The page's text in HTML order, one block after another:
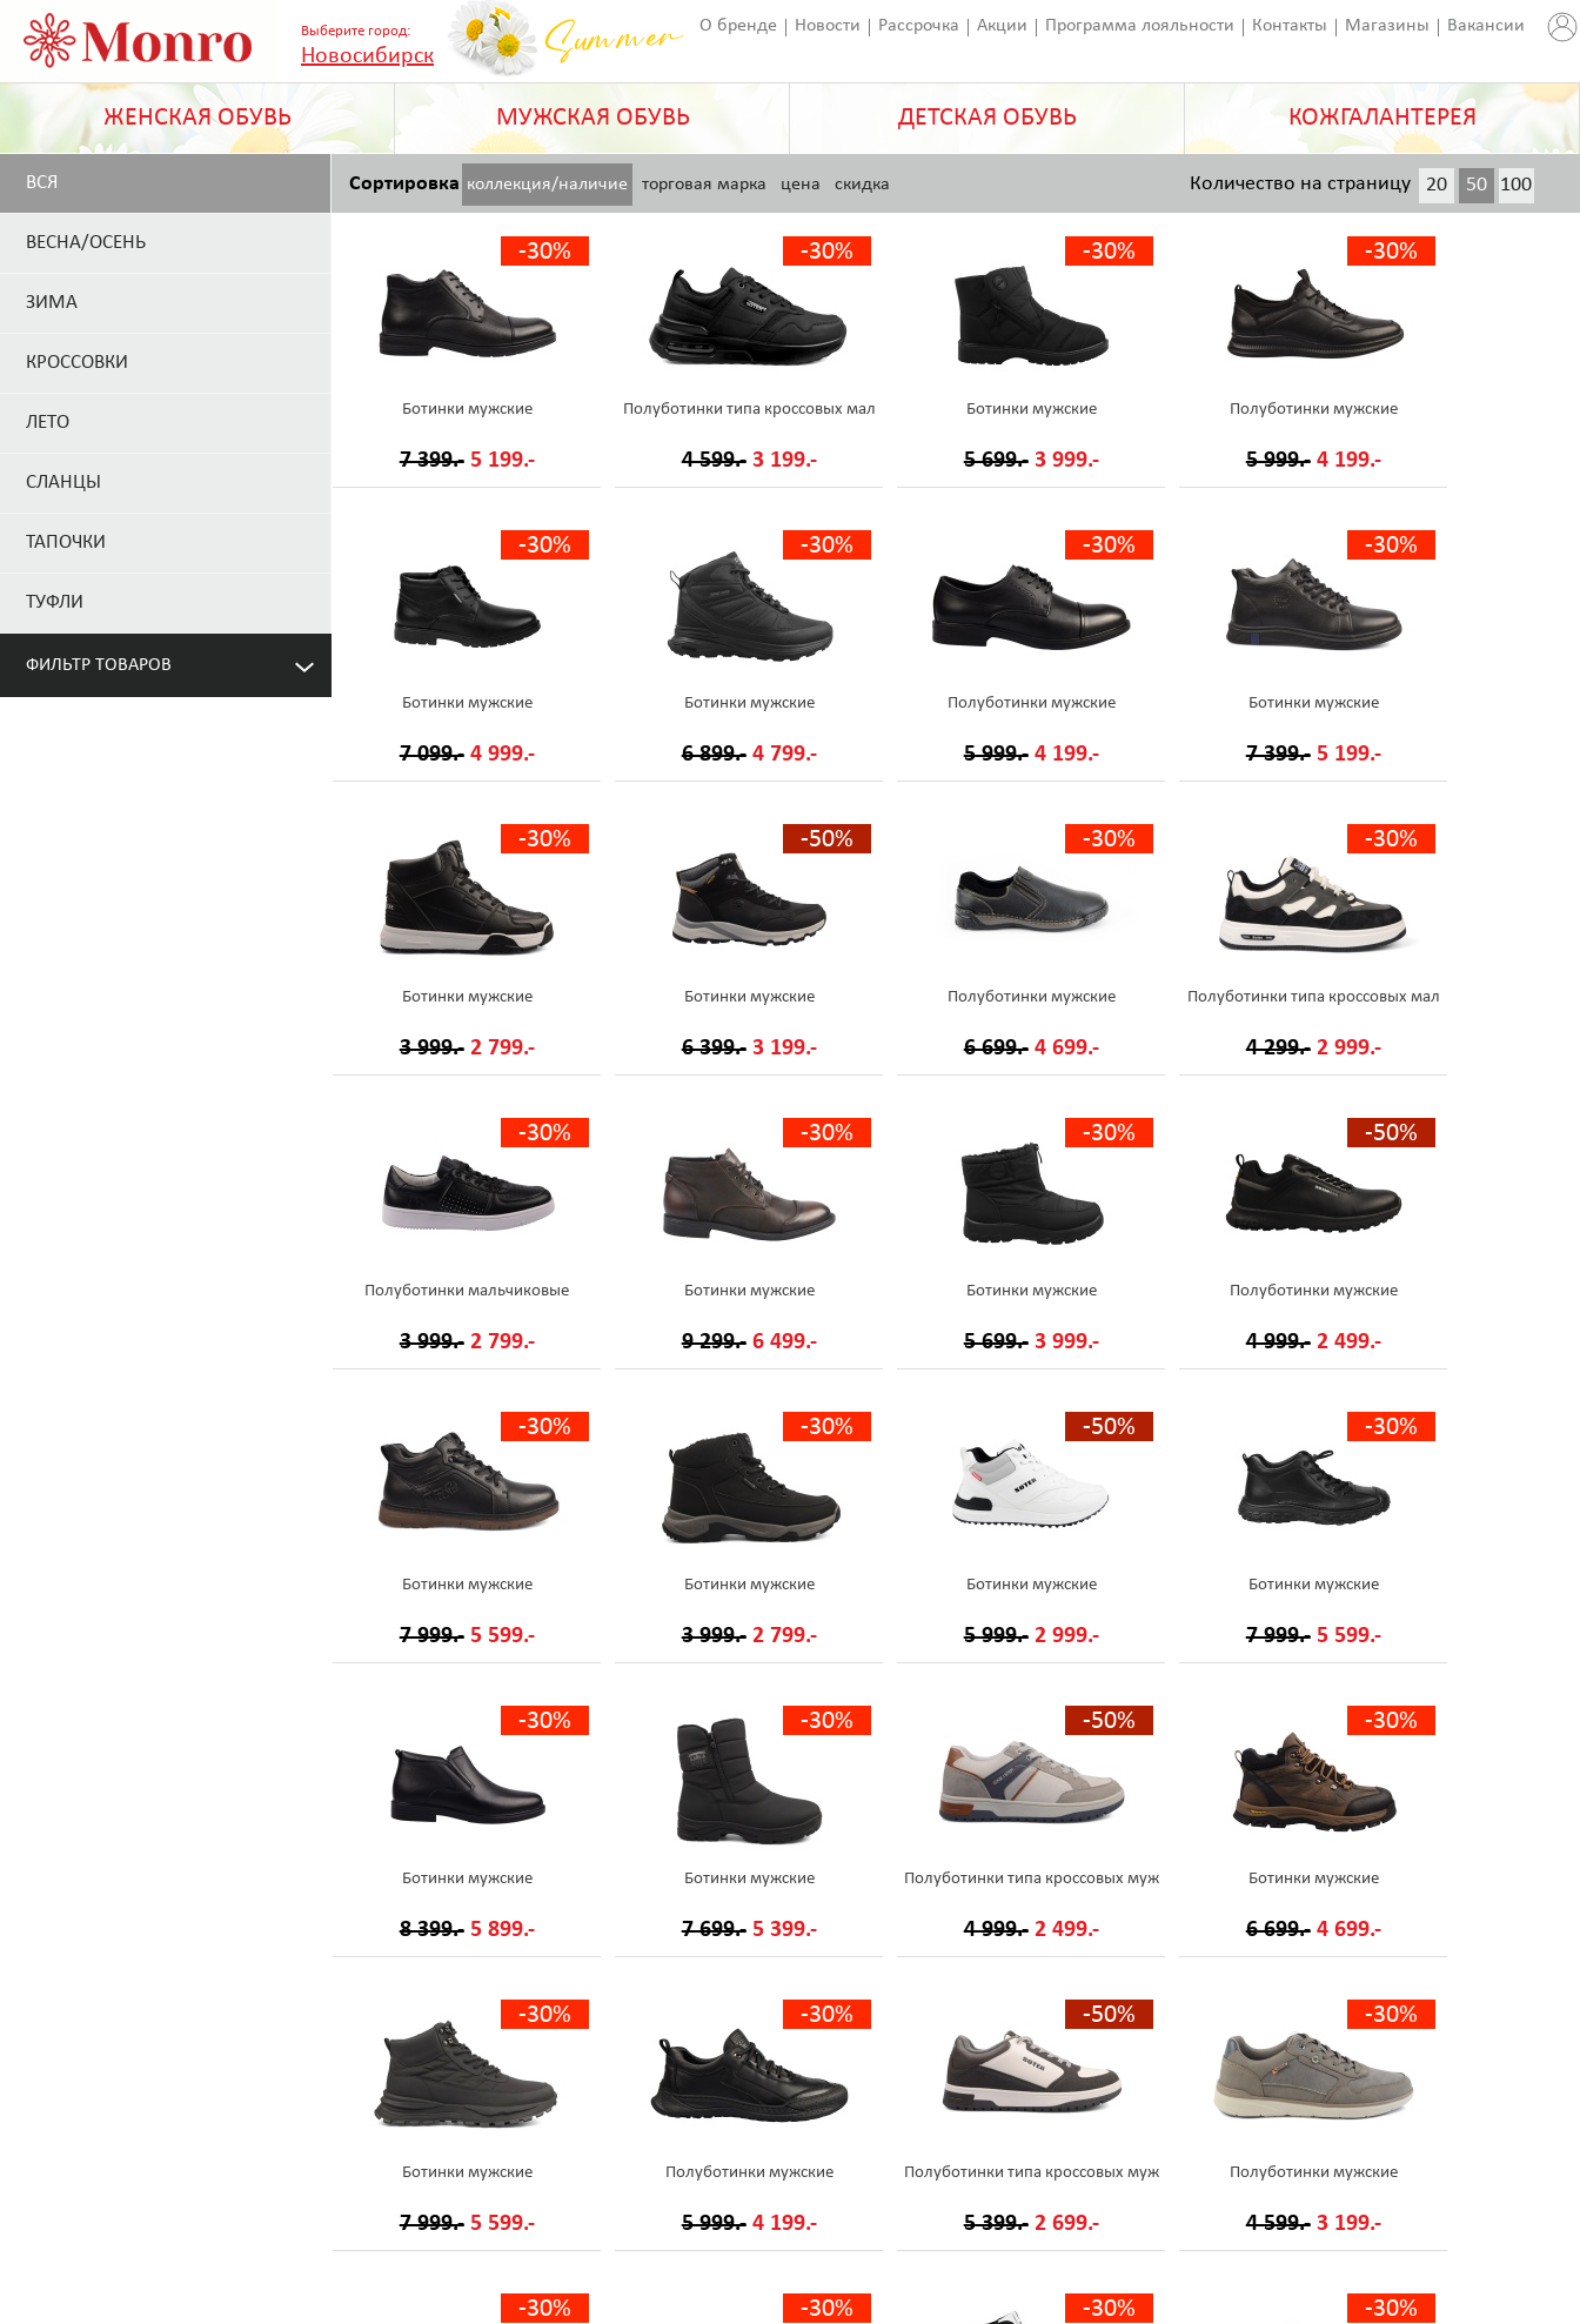
Выберите город:
Новосибирск
О бренде Новости Рассрочка Акции Программа лояльности Контакты Магазины Вакансии
ЖЕНСКАЯ ОБУВЬ МУЖСКАЯ ОБУВЬ ДЕТСКАЯ ОБУВЬ КОЖГАЛАНТЕРЕЯ
ВСЯ
ВЕСНА/ОСЕНЬ
ЗИМА
КРОССОВКИ
ЛЕТО
СЛАНЦЫ
ТАПОЧКИ
ТУФЛИ
ФИЛЬТР ТОВАРОВ
Сортировка коллекция/наличие торговая марка цена скидка 20 50 100
200
Количество на страницу
-30%
Ботинки мужские
7 399.- 5 199.-
-30%
Полуботинки типа кроссовых мал
4 599.- 3 199.-
-30%
Ботинки мужские
5 699.- 3 999.-
-30%
Полуботинки мужские
5 999.- 4 199.-
-30%
Ботинки мужские
7 099.- 4 999.-
-30%
Ботинки мужские
6 899.- 4 799.-
-30%
Полуботинки мужские
5 999.- 4 199.-
-30%
Ботинки мужские
7 399.- 5 199.-
-30%
Ботинки мужские
3 999.- 2 799.-
-50%
Ботинки мужские
6 399.- 3 199.-
-30%
Полуботинки мужские
6 699.- 4 699.-
-30%
Полуботинки типа кроссовых мал
4 299.- 2 999.-
-30%
Полуботинки мальчиковые
3 999.- 2 799.-
-30%
Ботинки мужские
9 299.- 6 499.-
-30%
Ботинки мужские
5 699.- 3 999.-
-50%
Полуботинки мужские
4 999.- 2 499.-
-30%
Ботинки мужские
7 999.- 5 599.-
-30%
Ботинки мужские
3 999.- 2 799.-
-50%
Ботинки мужские
5 999.- 2 999.-
-30%
Ботинки мужские
7 999.- 5 599.-
-30%
Ботинки мужские
8 399.- 5 899.-
-30%
Ботинки мужские
7 699.- 5 399.-
-50%
Полуботинки типа кроссовых муж
4 999.- 2 499.-
-30%
Ботинки мужские
6 699.- 4 699.-
-30%
Ботинки мужские
7 999.- 5 599.-
-30%
Полуботинки мужские
5 999.- 4 199.-
-50%
Полуботинки типа кроссовых муж
5 399.- 2 699.-
-30%
Полуботинки мужские
4 599.- 3 199.-
-30% -30% -30% -30%